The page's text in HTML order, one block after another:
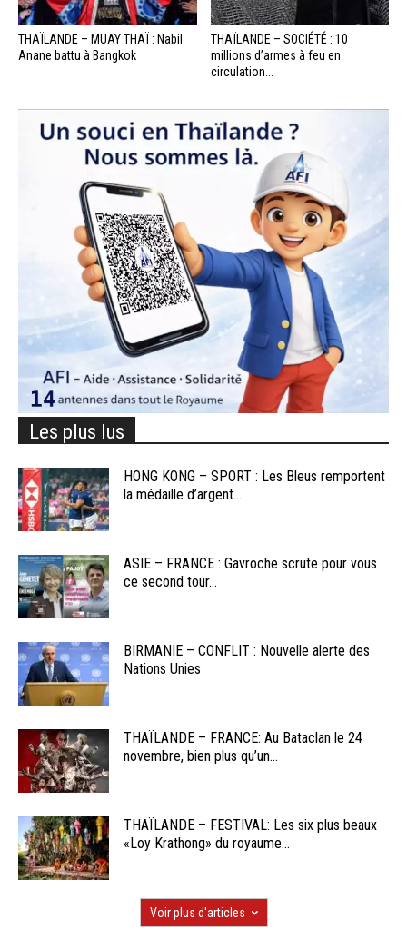
THAÏLANDE – MUAY THAÏ : Nabil
Anane battu à Bangkok
THAÏLANDE – SOCIÉTÉ : 10
millions d’armes à feu en
circulation...
Les plus lus
HONG KONG – SPORT : Les Bleus remportent
la médaille d’argent...
ASIE – FRANCE : Gavroche scrute pour vous
ce second tour...
BIRMANIE – CONFLIT : Nouvelle alerte des
Nations Unies
THAÏLANDE – FRANCE: Au Bataclan le 24
novembre, bien plus qu’un...
THAÏLANDE – FESTIVAL: Les six plus beaux
«Loy Krathong» du royaume...
Voir plus d'articles